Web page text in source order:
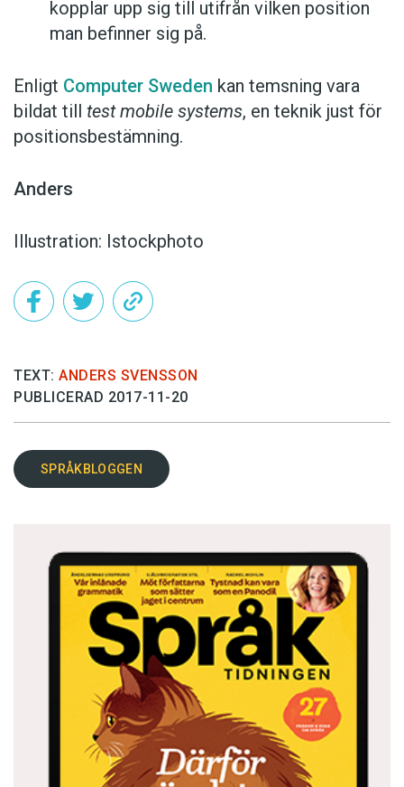
kopplar upp sig till utifrån vilken position
man befinner sig på.
Enligt Computer Sweden kan temsning vara
bildat till test mobile systems, en teknik just för
positionsbestämning.
Anders
Illustration: Istockphoto
TEXT: ANDERS SVENSSON
PUBLICERAD 2017-11-20
SPRÅKBLOGGEN